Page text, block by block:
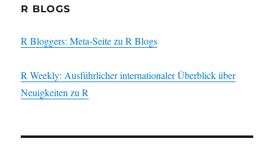
R BLOGS
R Bloggers: Meta-Seite zu R Blogs
R Weekly: Ausführlicher internationaler Überblick über
Neuigkeiten zu R